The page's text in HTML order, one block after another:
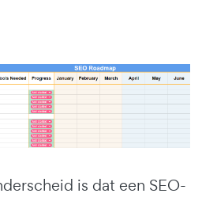
is dat een SEO-